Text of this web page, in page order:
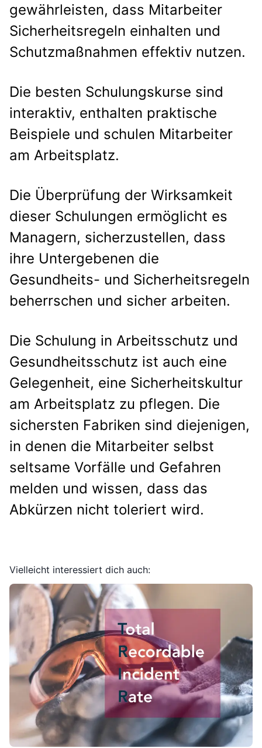
gewährleisten, dass Mitarbeiter
Sicherheitsregeln einhalten und
Schutzmaßnahmen effektiv nutzen.
Die besten Schulungskurse sind
interaktiv, enthalten praktische
Beispiele und schulen Mitarbeiter
am Arbeitsplatz.
Die Überprüfung der Wirksamkeit
dieser Schulungen ermöglicht es
Managern, sicherzustellen, dass
ihre Untergebenen die
Gesundheits- und Sicherheitsregeln
beherrschen und sicher arbeiten.
Die Schulung in Arbeitsschutz und
Gesundheitsschutz ist auch eine
Gelegenheit, eine Sicherheitskultur
am Arbeitsplatz zu pflegen. Die
sichersten Fabriken sind diejenigen,
in denen die Mitarbeiter selbst
seltsame Vorfälle und Gefahren
melden und wissen, dass das
Abkürzen nicht toleriert wird.
Vielleicht interessiert dich auch: